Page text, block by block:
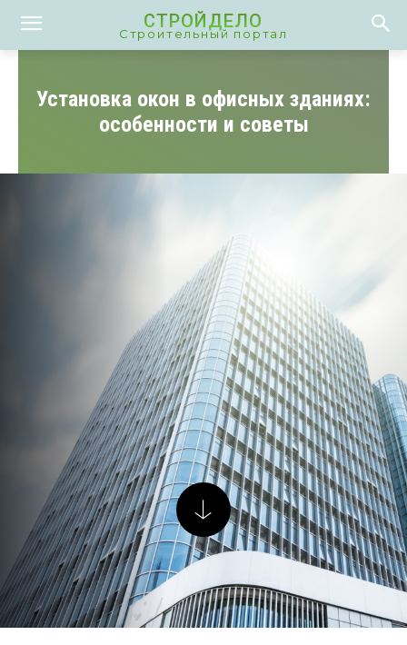
СТРОЙДЕЛО
Строительный портал
Установка окон в офисных зданиях:
особенности и советы